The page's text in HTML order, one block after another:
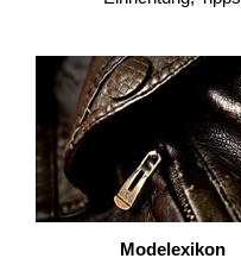
Modelexikon